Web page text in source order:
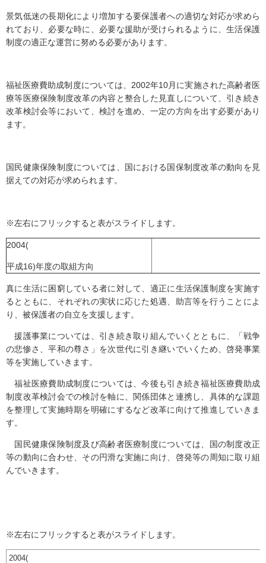
景気低迷の長期化により増加する要保護者への適切な対応が求めら
れており、必要な時に、必要な援助が受けられるように、生活保護
制度の適正な運営に努める必要があります。
福祉医療費助成制度については、2002年10月に実施された高齢者医
療等医療保険制度改革の内容と整合した見直しについて、引き続き
改革検討会等において、検討を進め、一定の方向を出す必要があり
ます。
国民健康保険制度については、国における国保制度改革の動向を見
据えての対応が求められます。
※左右にフリックすると表がスライドします。
2004(
平成16)年度の取組方向
真に生活に困窮している者に対して、適正に生活保護制度を実施す
るとともに、それぞれの実状に応じた処遇、助言等を行うことによ
り、被保護者の自立を支援します。
援護事業については、引き続き取り組んでいくとともに、「戦争
の悲惨さ、平和の尊さ」を次世代に引き継いでいくため、啓発事業
等を実施していきます。
福祉医療費助成制度については、今後も引き続き福祉医療費助成
制度改革検討会での検討を軸に、関係団体と連携し、具体的な課題
を整理して実施時期を明確にするなど改革に向けて推進していきま
す。
国民健康保険制度及び高齢者医療制度については、国の制度改正
等の動向に合わせ、その円滑な実施に向け、啓発等の周知に取り組
んでいきます。
※左右にフリックすると表がスライドします。
2004(